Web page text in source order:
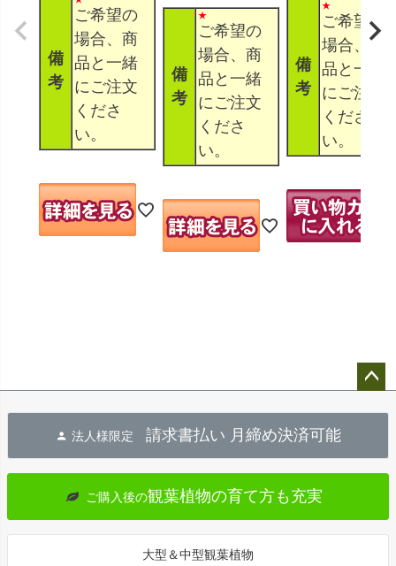
備
考
ご希望の
場合、商
品と一緒
にご注文
くださ
い。
備
考
ご希望の
場合、商
品と一緒
にご注文
くださ
い。
備
考
ご希望の
場合、商
品と一緒
にご注文
くださ
い。
へ
法人様限定 請求書払い 月締め決済可能
ご購入後の観葉植物の育て方も充実
大型＆中型観葉植物